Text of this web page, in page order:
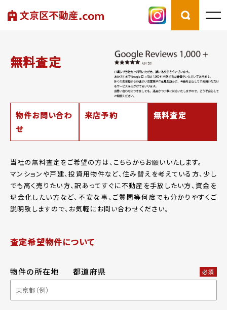
無料査定
物件お問い合わ
せ
来店予約 無料査定
当社の無料査定をご希望の方は、こちらからお願いいたします。
マンションや戸建、投資用物件など、住み替えを考えている方、少し
でも高く売りたい方、訳あってすぐに不動産を手放したい方、資金を
現金化したい方など、 不安な事、ご質問等何度でも分かりやすくご
説明致しますので、お気軽にお問い合わせください。
査定希望物件について
物件の所在地 都道府県 必須